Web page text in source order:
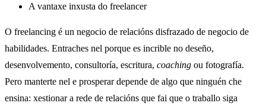
A vantaxe inxusta do freelancer
O freelancing é un negocio de relacións disfrazado de negocio de
habilidades. Entraches nel porque es incrible no deseño,
desenvolvemento, consultoría, escritura, coaching ou fotografía.
Pero manterte nel e prosperar depende de algo que ninguén che
ensina: xestionar a rede de relacións que fai que o traballo siga